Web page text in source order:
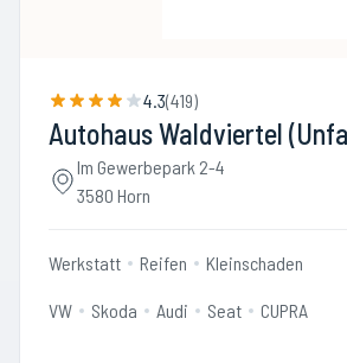
4.3(419)
Autohaus Waldviertel
Im Gewerbepark 2-4
3580 Horn
Werkstatt Reifen Kleinschaden
VW Skoda Audi Seat CUPRA